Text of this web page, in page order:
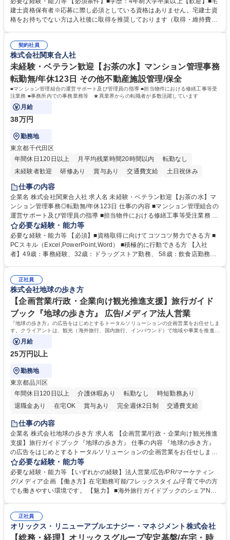
ング、登記簿取得、調書取得・支払業務（各種費用支払、支払管理、請
求・支払データ登録、取引先マスター申請対応）・予算作成及び予実管
の他に担当頂く業務が発生する場合があります。 募集職種 【営業事務】
業務職/三井物産グループ/平均残業時間10H/完全週休2日
建士資格保有者※応募に際し必須としている資格はありません。宅建士資
格をお持ちでない方は入社後に取得を推奨しております（取得・維持費用
ション力がある方。 ・チャレンジを厭わず、粘り強く業務に取り組める
方。多様な関係者と謙虚に信頼関係を構築でき、期限を意識したスケジュ
ール管理が出来る方。※将来的に他部署（営業部門、コーポレート部門）
へのジョブローテーションの可能性があります。 学歴・資格 学歴：大学
院 大学 語学力： 資格：宅地建物取引士
契約社員
株式会社関東合人社
未経験・ベテラン歓迎【お茶の水】マンション管理事務
転勤無/年休123日 その他不動産施設管理/保全
■マンション管理組合の運営サポート及び管理員の指導 ■担当物件における修繕工事等受
注業務 ■事務所内での事務業務等 ★異業界からの転職者が多数活躍しています
月給
38万円
勤務地
東京都千代田区
年間休日120日以上
月平均残業時間20時間以内
転勤なし
未経験者歓迎
研修あり 賞与あり 交通費支給 土日祝休み
仕事の内容
企業名 株式会社関東合人社 求人名 未経験・ベテラン歓迎【お茶の水】マ
ンション管理事務◎転勤無/年休123日 仕事の内容 ■マンション管理組合の
運営サポート及び管理員の指導 ■担当物件における修繕工事等受注業務 ■
事務所内での事務業務等 ★異業界からの転職者が多数活躍しています
【年収補足】532万円 ＋別途インセンティヴで平均約100万円/年（昨年度
実績） ＋管理業務主任者資格手当50,000円/月 ★親会社である株式会社合
人社計画研究所社のグループ会社として、質の高いサービスと適性価格を
無/年休123日
必要な経験・能力等
必要な経験・能力等 【必須】■資格取得に向けてコツコツ努力できる方 ■
PCスキル（Excel,PowerPoint,Word） ■積極的に行動できる方 【入社
者】49歳：事務経験、32歳：ドラッグストア勤務、 58歳：飲食店勤務
得出来ております！ 【魅力】■フレックス制度、未経験からでも下限年収
を一律支給！ ■管理業務主任者資格取得後には50,000円/月の手当あり！
学歴・資格 学歴：大学院 大学 高専 短大 専修学校 高校 語学力： 資格：第
一種運転免許普通自動車
正社員
株式会社地球の歩き方
【企画営業/行政・企業向け観光推進支援】旅行ガイド
ブック『地球の歩き方』 広告/メディア法人営業
『地球の歩き方』の広告をはじめとするトータルソリューションの企画営業をお任せしま
す。クライアントは、観光（海外旅行、国内旅行、インバウンド）で地域や事業を推進し
たい国内外の行政や企業です。
月給
25万円以上
勤務地
東京都品川区
年間休日120日以上
介護休暇あり 転勤なし
時短勤務あり
退職金あり
在宅OK 賞与あり 完全週休2日制
交通費支給
駅近5分以内
仕事の内容
企業名 株式会社地球の歩き方 求人名 【企画営業/行政・企業向け観光推進
支援】旅行ガイドブック『地球の歩き方』 仕事の内容 『地球の歩き方』
の広告をはじめとするトータルソリューションの企画営業をお任せしま
す。クライアントは、観光（海外旅行、国内旅行、インバウンド）で地域
や事業を推進したい国内外の行政や企業です。 【業務詳細】■『地球の歩
き方』は海外旅行ガイドブックのNo.1ブランドであり、国内旅行において
も牽引しております。観光推進支援においても、業界を牽引する意欲的な
に、インバウンドのトップブランドに成長しております■旅が業務であ
り、日常です。旅好きにはこれ以上ない環境です 募集職種 【企画営業/行
政・企業向け観光推進支援】旅行ガイドブック『地球の歩き方』
必要な経験・能力等
必要な経験・能力等 【いずれかの経験】法人営業/広告/PR/マーケティン
グ/メディア企画 【働き方】在宅勤務可能/フレックスタイム/子育て中の方
でも働きやすい環境です。 【魅力】 ■海外旅行ガイドブックのシェアNo.1
であり、「地球の歩き方」としてどう取り組むか、共に形を作るコアメン
バーとして活躍いただきます。 学歴・資格 学歴：大学院 大学 語学力： 資
格：
正社員
オリックス・リニューアブルエナジー・マネジメント株式会社
【総務・経理】オリックスグループ安定基盤/在宅・時